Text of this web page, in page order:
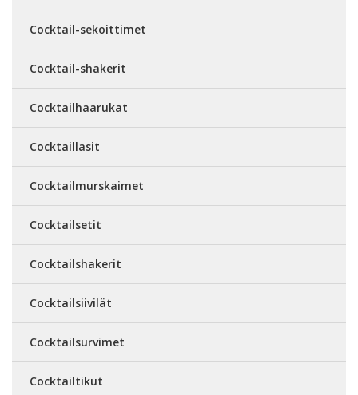
Cocktail-sekoittimet
Cocktail-shakerit
Cocktailhaarukat
Cocktaillasit
Cocktailmurskaimet
Cocktailsetit
Cocktailshakerit
Cocktailsiivilät
Cocktailsurvimet
Cocktailtikut